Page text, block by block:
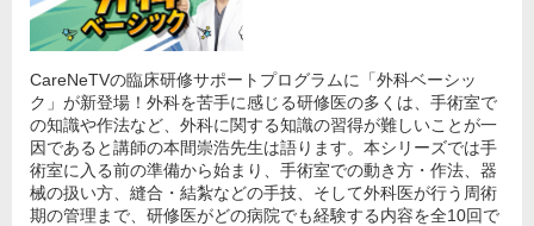
CareNeTVの臨床研修サポートプログラムに「外科ベーシッ
ク」が新登場！外科を苦手に感じる研修医の多くは、手術室で
の知識や作法など、外科に関する知識の習得が難しいことが一
因であると講師の本間崇浩先生は語ります。本シリーズでは手
術室に入る前の準備から始まり、手術室での動き方・作法、器
械の扱い方、縫合・結紮などの手技、そして外科医が行う周術
期の管理まで、研修医がどの病院でも経験する内容を全10回で